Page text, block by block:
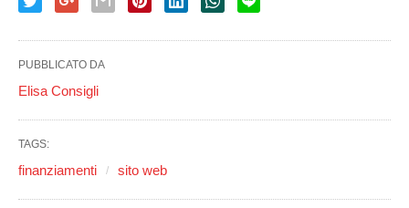
PUBBLICATO DA
Elisa Consigli
TAGS:
finanziamenti sito web